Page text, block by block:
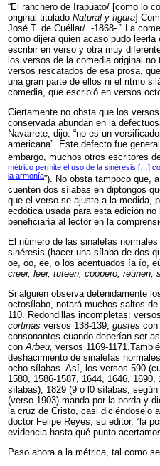
“El ranchero de Irapuato/ [como lo
original titulado Natural y figura]
José T. de Cuéllar/. -1868-.” La
como dijera quien acaso pudo
escribir en verso y otra muy
los versos de la comedia original
versos rescatados de esa prosa,
una gran parte de ellos ni el ritmo
comedia, que escribió en versos
Ciertamente no obsta que los
conservada abundan en la
Navarrete, dijo: “no es un
americana”. Este defecto fue
embargo, muchos otros escritores
métrico permite el uso de la sinéresis […]
la armonía”). No obsta tampoco que,
cuenten dos sílabas en diptongos
que el verso se ajuste a la medida,
ecdótica usada para esta edición
beneficiaría al lector en la
El número de las sinalefas
sinéresis (hacer una sílaba de dos
oe, oo, ee, o los acentuados ía ío,
creer, leer, tuteen, coopero,
Si alguien observa detenidamente
octosílabo, notará muchos saltos
110. Redondillas incompletas:
cortinas versos 138-139; gustes con
consonantes cuando deberían ser
conArbeu, versos 1169-
deshacimiento de sinalefas
ocho sílabas. Así, los versos 590
1580, 1586-1587, 1644, 1646,
sílabas); 1829 (9 o l0 sílabas,
(verso 1903) manda por la borda y
la cruz de Cristo, casi diciéndoselo
doctor Felipe Reyes, su editor, “la
evidencia hasta qué punto
Paso ahora a la métrica, tal como